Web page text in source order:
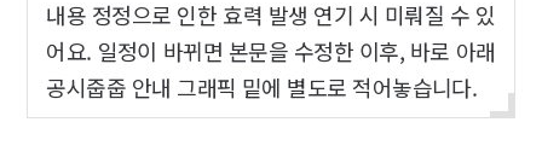
내용 정정으로 인한 효력 발생 연기 시 미뤄질 수 있
어요. 일정이 바뀌면 본문을 수정한 이후, 바로 아래
공시줍줍 안내 그래픽 밑에 별도로 적어놓습니다.